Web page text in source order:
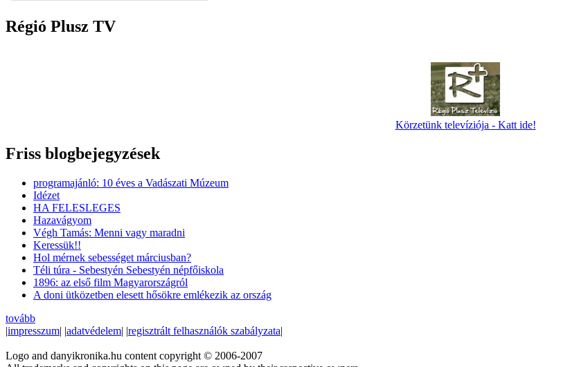
Régió Plusz TV
Körzetünk televíziója - Katt ide!
Friss blogbejegyzések
programajánló: 10 éves a Vadászati Múzeum
Idézet
HA FELESLEGES
Hazavágyom
Végh Tamás: Menni vagy maradni
Keressük!!
Hol mérnek sebességet márciusban?
Téli túra - Sebestyén Sebestyén népfőiskola
1896: az első film Magyarországról
A doni ütközetben elesett hősökre emlékezik az ország
tovább
|impresszum| |adatvédelem| |regisztrált felhasználók szabályzata|
Logo and danyikronika.hu content copyright © 2006-2007